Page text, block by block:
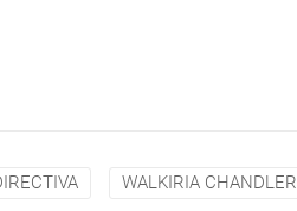
WALKIRIA CHANDLER